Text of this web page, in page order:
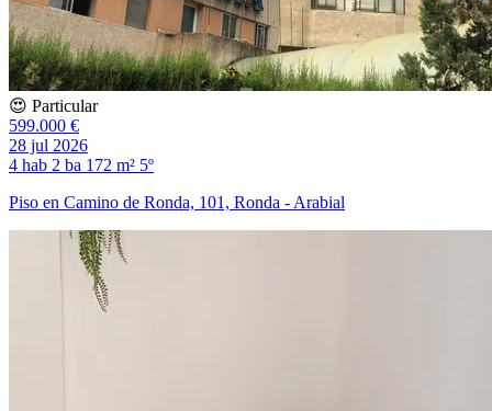
😍 Particular
599.000 €
28 jul 2026
4 hab 2 ba 172 m² 5º
Piso en Camino de Ronda, 101, Ronda - Arabial